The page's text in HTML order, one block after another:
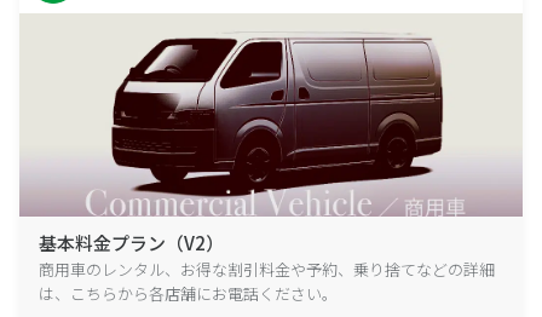
基本料金プラン（V2）
商用車のレンタル、お得な割引料金や予約、乗り捨てなどの詳細
は、こちらから各店舗にお電話ください。